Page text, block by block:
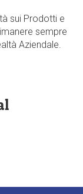
sui Prodotti e
sempre
Aziendale.